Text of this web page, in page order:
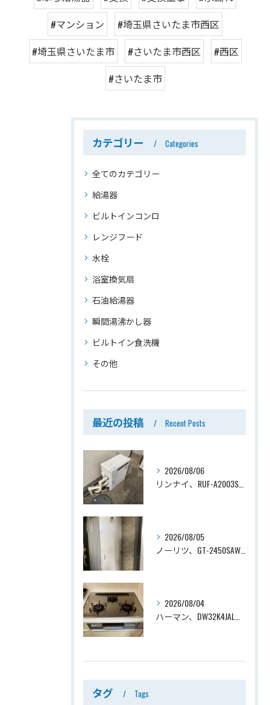
#マンション
#埼玉県さいたま市西区
#埼玉県さいたま市
#さいたま市西区
#西区
#さいたま市
カテゴリー Categories
全てのカテゴリー
給湯器
ビルトインコンロ
レンジフード
水栓
浴室換気扇
石油給湯器
瞬間湯沸かし器
ビルトイン食洗機
その他
最近の投稿 Recent Posts
2026/08/06
2026/08/05
2026/08/04
タグ Tags